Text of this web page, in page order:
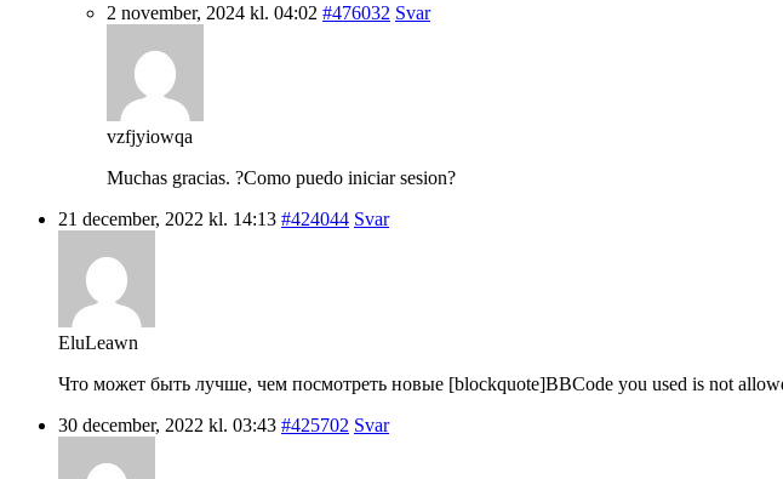
2 november, 2024 kl. 04:02 #476032 Svar
vzfjyiowqa
Muchas gracias. ?Como puedo iniciar sesion?
21 december, 2022 kl. 14:13 #424044 Svar
EluLeawn
Что может быть лучше, чем посмотреть новые [blockquote]BBCode you used is not
30 december, 2022 kl. 03:43 #425702 Svar